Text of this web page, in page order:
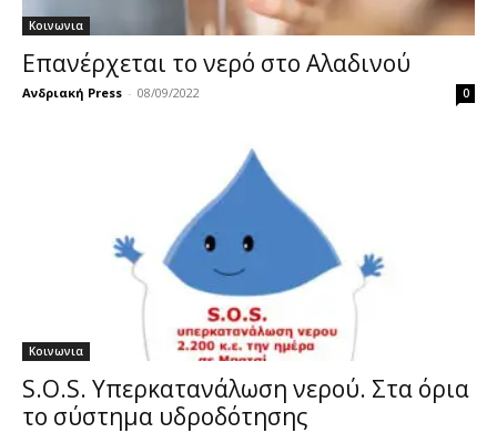
Κοινωνια
Επανέρχεται το νερό στο Αλαδινού
Ανδριακή Press - 08/09/2022 0
Κοινωνια
S.O.S. Υπερκατανάλωση νερού. Στα όρια
το σύστημα υδροδότησης